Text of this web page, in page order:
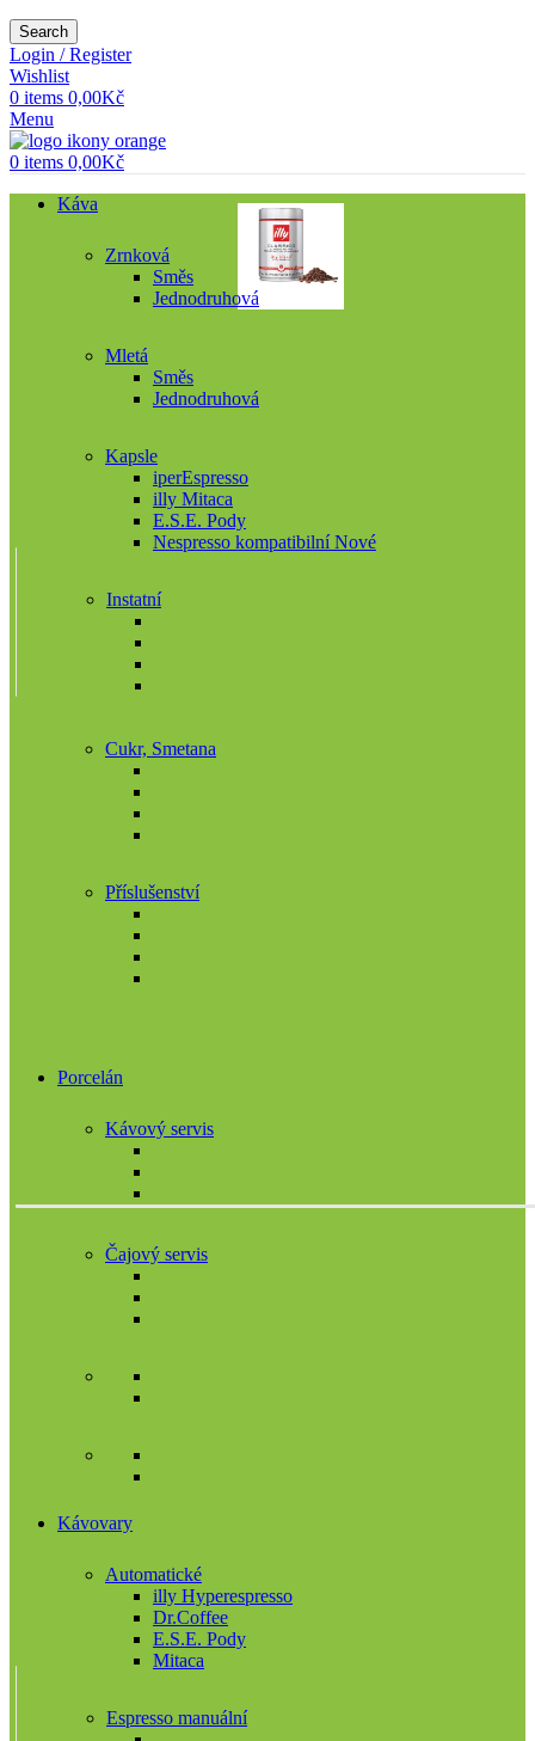
Search
Login / Register
Wishlist
0 items 0,00Kč
Menu
0 items 0,00Kč
Káva
Zrnková
Směs
Jednodruhová
Mletá
Směs
Jednodruhová
Kapsle
iperEspresso
illy Mitaca
E.S.E. Pody
Nespresso kompatibilníNové
Instatní
Cukr, Smetana
Příslušenství
Porcelán
Kávový servis
Čajový servis
Kávovary
Automatické
illy Hyperespresso
Dr.Coffee
E.S.E. Pody
Mitaca
Espresso manuální